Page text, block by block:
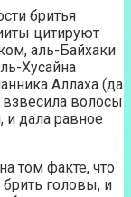
бритья
цитируют
аль-Байхаки
Хусайна
Аллаха (да
взвесила волосы
и дала равное
том факте, что
головы, и